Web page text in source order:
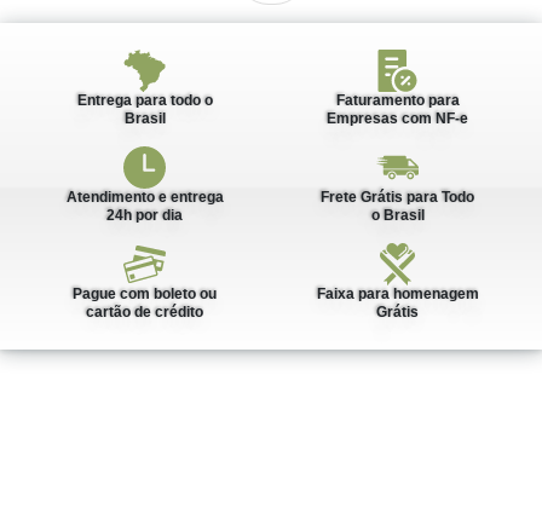
Entrega para todo o
Brasil
Faturamento para
Empresas com NF-e
Atendimento e entrega
24h por dia
Frete Grátis para Todo
o Brasil
Pague com boleto ou
cartão de crédito
Faixa para homenagem
Grátis